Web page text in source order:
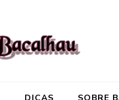
DICAS SOBRE